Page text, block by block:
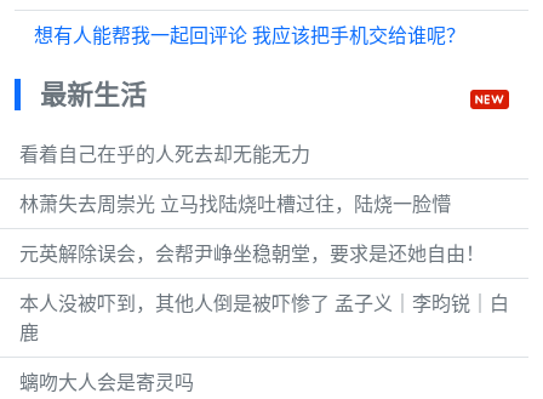
想有人能帮我一起回评论 我应该把手机交给谁呢？
最新生活
看着自己在乎的人死去却无能无力
林萧失去周崇光 立马找陆烧吐槽过往，陆烧一脸懵
元英解除误会，会帮尹峥坐稳朝堂，要求是还她自由！
本人没被吓到，其他人倒是被吓惨了 孟子义｜李昀锐｜白
鹿
螭吻大人会是寄灵吗